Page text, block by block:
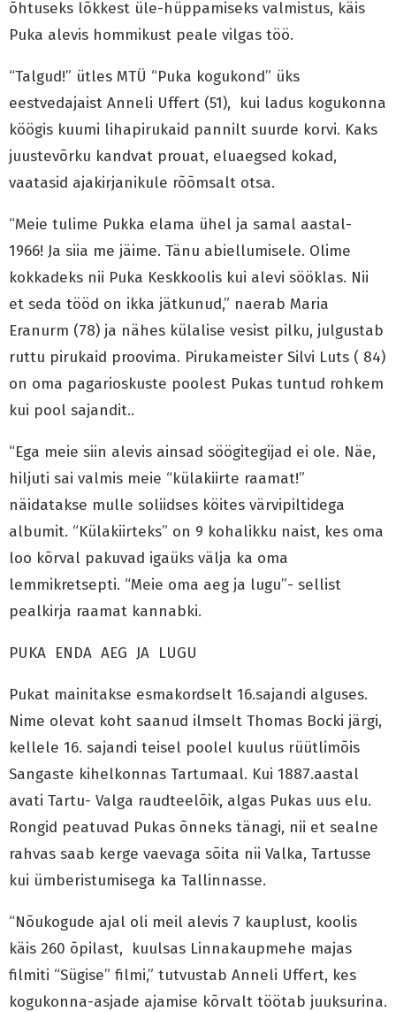
õhtuseks lõkkest üle-hüppamiseks valmistus, käis
Puka alevis hommikust peale vilgas töö.
“Talgud!” ütles MTÜ “Puka kogukond” üks
eestvedajaist Anneli Uffert (51), kui ladus kogukonna
köögis kuumi lihapirukaid pannilt suurde korvi. Kaks
juustevõrku kandvat prouat, eluaegsed kokad,
vaatasid ajakirjanikule rõõmsalt otsa.
“Meie tulime Pukka elama ühel ja samal aastal-
1966! Ja siia me jäime. Tänu abiellumisele. Olime
kokkadeks nii Puka Keskkoolis kui alevi sööklas. Nii
et seda tööd on ikka jätkunud,” naerab Maria
Eranurm (78) ja nähes külalise vesist pilku, julgustab
ruttu pirukaid proovima. Pirukameister Silvi Luts ( 84)
on oma pagarioskuste poolest Pukas tuntud rohkem
kui pool sajandit..
“Ega meie siin alevis ainsad söögitegijad ei ole. Näe,
hiljuti sai valmis meie “külakiirte raamat!”
näidatakse mulle soliidses köites värvipiltidega
albumit. “Külakiirteks” on 9 kohalikku naist, kes oma
loo kõrval pakuvad igaüks välja ka oma
lemmikretsepti. “Meie oma aeg ja lugu”- sellist
pealkirja raamat kannabki.
PUKA ENDA AEG JA LUGU
Pukat mainitakse esmakordselt 16.sajandi alguses.
Nime olevat koht saanud ilmselt Thomas Bocki järgi,
kellele 16. sajandi teisel poolel kuulus rüütlimõis
Sangaste kihelkonnas Tartumaal. Kui 1887.aastal
avati Tartu- Valga raudteelõik, algas Pukas uus elu.
Rongid peatuvad Pukas õnneks tänagi, nii et sealne
rahvas saab kerge vaevaga sõita nii Valka, Tartusse
kui ümberistumisega ka Tallinnasse.
“Nõukogude ajal oli meil alevis 7 kauplust, koolis
käis 260 õpilast, kuulsas Linnakaupmehe majas
filmiti “Sügise” filmi,” tutvustab Anneli Uffert, kes
kogukonna-asjade ajamise kõrvalt töötab juuksurina.